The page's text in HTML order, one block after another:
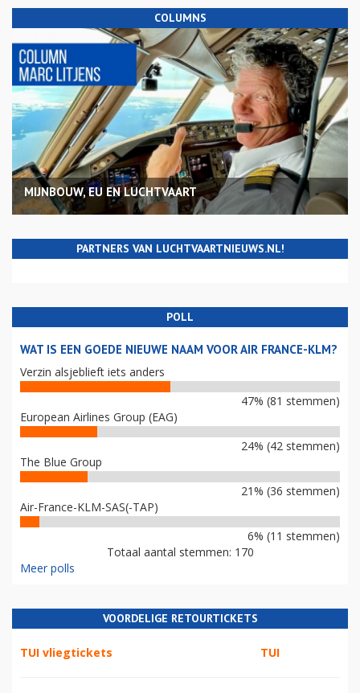
COLUMNS
MIJNBOUW, EU EN LUCHTVAART
PARTNERS VAN LUCHTVAARTNIEUWS.NL!
POLL
WAT IS EEN GOEDE NIEUWE NAAM VOOR AIR FRANCE-KLM?
Verzin alsjeblieft iets anders
47% (81 stemmen)
European Airlines Group (EAG)
24% (42 stemmen)
The Blue Group
21% (36 stemmen)
Air-France-KLM-SAS(-TAP)
6% (11 stemmen)
Totaal aantal stemmen: 170
Meer polls
VOORDELIGE RETOURTICKETS
TUI vliegtickets TUI